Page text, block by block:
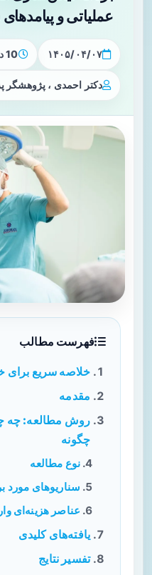
عملیاتی و
۱۴۰۵/۰۴/۰۷ 10 دقیقه
دکتر احمدی ، پژوهشگر
فهرست مطالب
خلاصه سریع برای
مقدمه
روش مطالعه: چه
چگونه
نوع مطالعه
سناریوهای مورد
عناصر هزینه‌ای
یافته‌های کلیدی
تفسیر نتایج